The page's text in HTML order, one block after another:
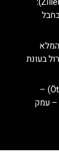
בעונת
אטרקציות בעמק אוץ (Ötztal) –
– עמק